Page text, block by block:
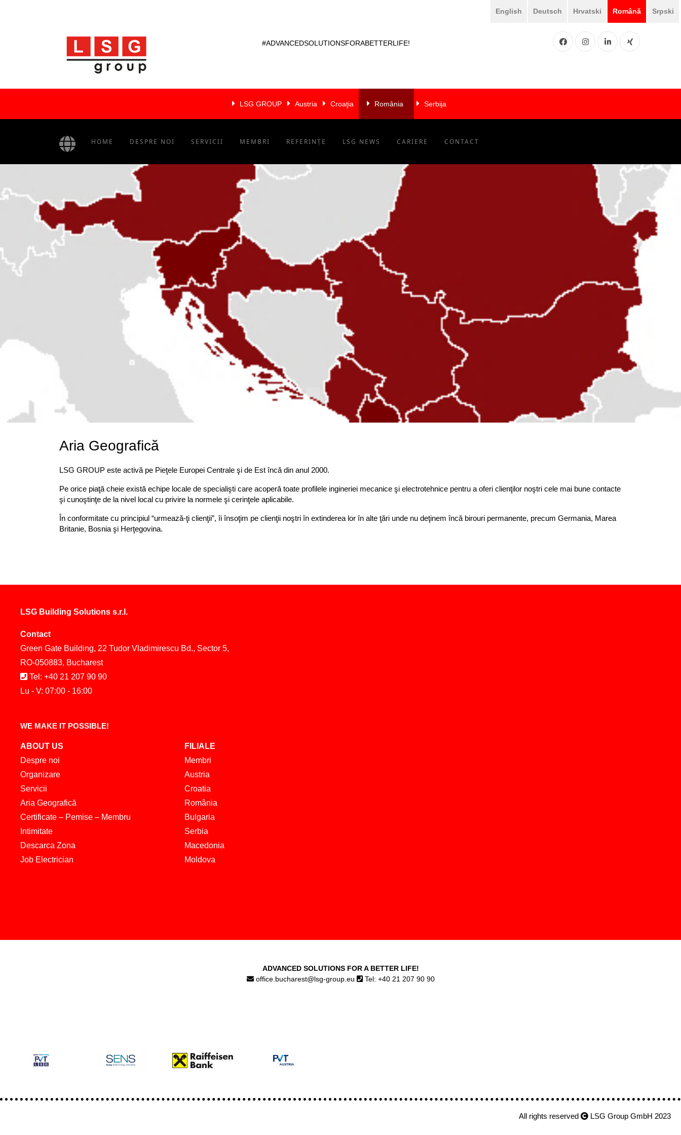
English Deutsch Hrvatski Română Srpski
#ADVANCEDSOLUTIONSFORABETTERLIFE! FacebookInstgramLinkedINXING
LSG GROUP Austria Croaţia România Serbija
HOME DESPRE NOI SERVICII MEMBRI REFERINȚE LSG NEWS CARIERE CONTACT
Aria Geografică
LSG GROUP este activă pe Pieţele Europei Centrale şi de Est încă din anul 2000.
Pe orice piaţă cheie există echipe locale de specialişti care acoperă toate profilele ingineriei mecanice şi electrotehnice pentru a oferi clienţilor noştri cele mai bune contacte
şi cunoştinţe de la nivel local cu privire la normele şi cerinţele aplicabile.
În conformitate cu principiul “urmează-ţi clienţii”, îi însoţim pe clienţii noştri în extinderea lor în alte ţări unde nu deţinem încă birouri permanente, precum Germania, Marea
Britanie, Bosnia şi Herţegovina.
LSG Building Solutions s.r.l.
Contact
Green Gate Building, 22 Tudor Vladimirescu Bd., Sector 5,
RO-050883, Bucharest
Tel: +40 21 207 90 90
Lu - V: 07:00 - 16:00
WE MAKE IT POSSIBLE!
ABOUT US
Despre noi
Organizare
Servicii
Aria Geografică
Certificate – Pemise – Membru
Intimitate
Descarca Zona
Job Electrician
FILIALE
Membri
Austria
Croatia
România
Bulgaria
Serbia
Macedonia
Moldova
ADVANCED SOLUTIONS FOR A BETTER LIFE!
office.bucharest@lsg-group.eu
Tel: +40 21 207 90 90
All rights reserved LSG Group GmbH 2023